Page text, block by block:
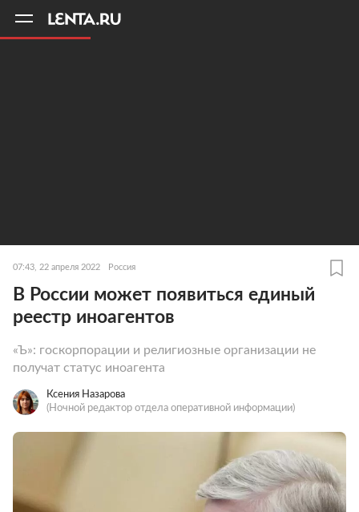
07:43, 22 апреля 2022 Россия
В России может появиться единый
реестр иноагентов
«Ъ»: госкорпорации и религиозные организации не
получат статус иноагента
Ксения Назарова
(Ночной редактор отдела оперативной информации)